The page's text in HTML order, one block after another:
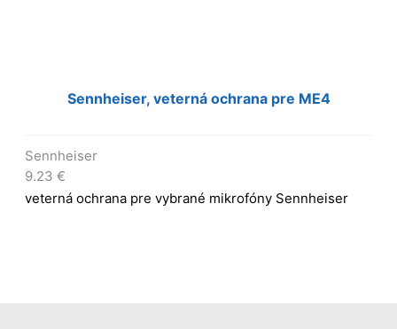
Sennheiser, veterná ochrana pre ME4
Sennheiser
9.23 €
veterná ochrana pre vybrané mikrofóny Sennheiser